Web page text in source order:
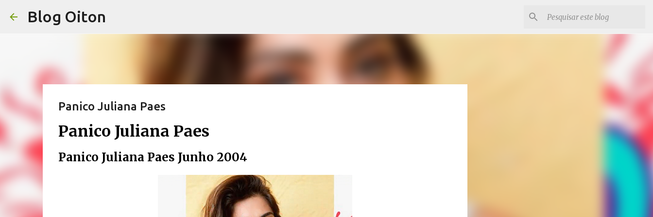
Blog Oiton
Panico Juliana Paes
Panico Juliana Paes
Panico Juliana Paes Junho 2004